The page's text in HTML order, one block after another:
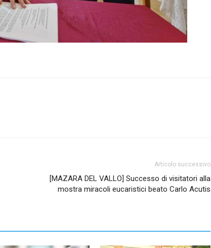
Articolo successivo
[MAZARA DEL VALLO] Successo di visitatori alla
mostra miracoli eucaristici beato Carlo Acutis